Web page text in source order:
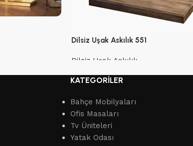
Dilsiz Uşak Askılık 551
Dilsiz Uşak Askılık
Devamını oku
KATEGORİLER
Bahçe Mobilyaları
Ofis Masaları
Tv Üniteleri
Yatak Odası